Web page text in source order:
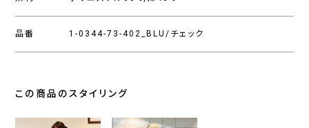
品番 1-0344-73-402_BLU/チェック
この商品のスタイリング